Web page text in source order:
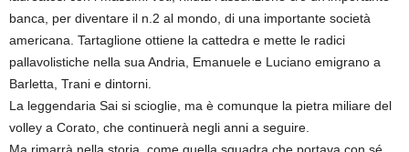
banca, per diventare il n.2 al mondo, di una importante società
americana. Tartaglione ottiene la cattedra e mette le radici
pallavolistiche nella sua Andria, Emanuele e Luciano emigrano a
Barletta, Trani e dintorni.
La leggendaria Sai si scioglie, ma è comunque la pietra miliare del
volley a Corato, che continuerà negli anni a seguire.